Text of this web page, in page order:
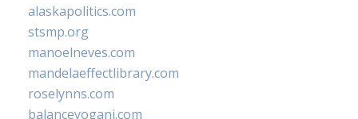
alaskapolitics.com
stsmp.org
manoelneves.com
mandelaeffectlibrary.com
roselynns.com
balanceyoganj.com